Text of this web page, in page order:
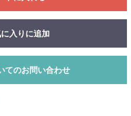
入りに追加
てのお問い合わせ